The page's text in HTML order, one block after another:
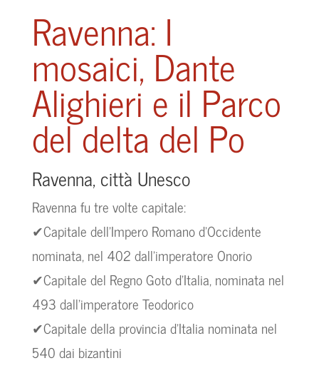
Ravenna: I
mosaici, Dante
Alighieri e il Parco
del delta del Po
Ravenna, città Unesco
Ravenna fu tre volte capitale:
✔Capitale dell’Impero Romano d’Occidente
nominata, nel 402 dall’imperatore Onorio
✔Capitale del Regno Goto d’Italia, nominata nel
493 dall’imperatore Teodorico
✔Capitale della provincia d’Italia nominata nel
540 dai bizantini